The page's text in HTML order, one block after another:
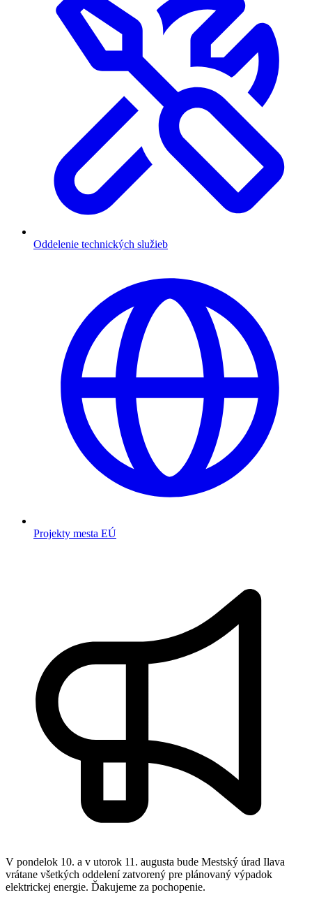
Oddelenie technických služieb
Projekty mesta EÚ
V pondelok 10. a v utorok 11. augusta bude Mestský úrad Ilava
vrátane všetkých oddelení zatvorený pre plánovaný výpadok
elektrickej energie. Ďakujeme za pochopenie.